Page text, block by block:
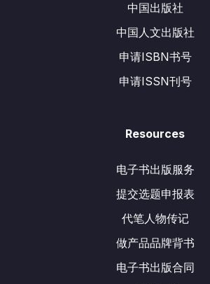
中国出版社
中国人文出版社
申请ISBN书号
申请ISSN刊号
Resources
电子书出版服务
提交选题申报表
代笔人物传记
做产品品牌背书
电子书出版合同